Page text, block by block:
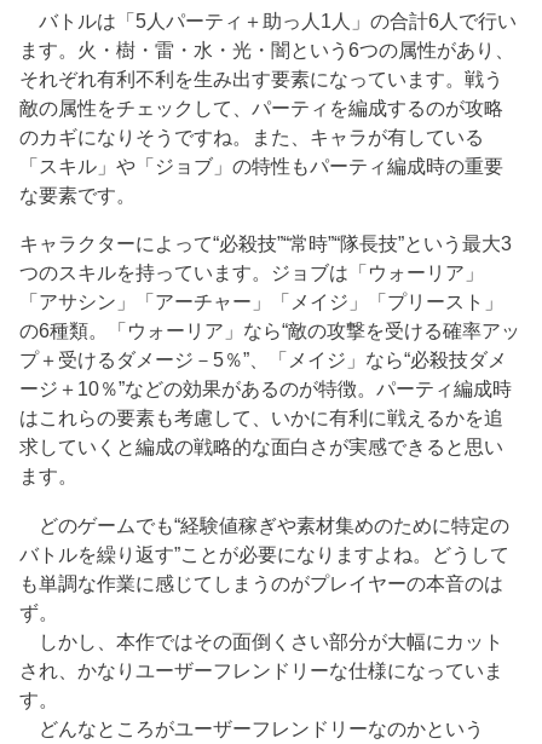
バトルは「5人パーティ＋助っ人1人」の合計6人で行い
ます。火・樹・雷・水・光・闇という6つの属性があり、
それぞれ有利不利を生み出す要素になっています。戦う
敵の属性をチェックして、パーティを編成するのが攻略
のカギになりそうですね。また、キャラが有している
「スキル」や「ジョブ」の特性もパーティ編成時の重要
な要素です。
キャラクターによって“必殺技”“常時”“隊長技”という最大3
つのスキルを持っています。ジョブは「ウォーリア」
「アサシン」「アーチャー」「メイジ」「プリースト」
の6種類。「ウォーリア」なら“敵の攻撃を受ける確率アッ
プ＋受けるダメージ－5％”、「メイジ」なら“必殺技ダメ
ージ＋10％”などの効果があるのが特徴。パーティ編成時
はこれらの要素も考慮して、いかに有利に戦えるかを追
求していくと編成の戦略的な面白さが実感できると思い
ます。
どのゲームでも“経験値稼ぎや素材集めのために特定の
バトルを繰り返す”ことが必要になりますよね。どうして
も単調な作業に感じてしまうのがプレイヤーの本音のは
ず。
しかし、本作ではその面倒くさい部分が大幅にカット
され、かなりユーザーフレンドリーな仕様になっていま
す。
どんなところがユーザーフレンドリーなのかという